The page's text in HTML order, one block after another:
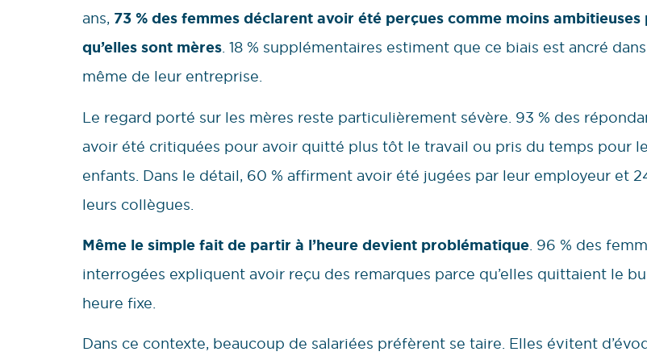
ans, 73 % des femmes déclarent avoir été perçues comme moins ambitieuses
qu’elles sont mères. 18 % supplémentaires estiment que ce biais est ancré
même de leur entreprise.
Le regard porté sur les mères reste particulièrement sévère. 93 % des
avoir été critiquées pour avoir quitté plus tôt le travail ou pris du temps pour
enfants. Dans le détail, 60 % affirment avoir été jugées par leur employeur et
leurs collègues.
Même le simple fait de partir à l’heure devient problématique. 96 % des
interrogées expliquent avoir reçu des remarques parce qu’elles quittaient le
heure fixe.
Dans ce contexte, beaucoup de salariées préfèrent se taire. Elles évitent